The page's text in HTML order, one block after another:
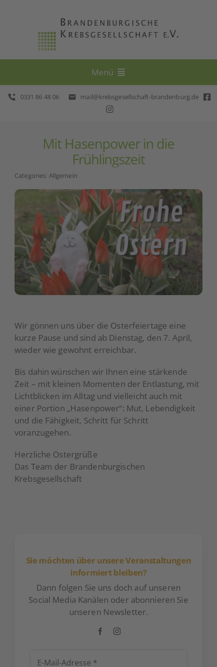
Menü
Beratung
Prävention
Veranstaltungen
Über uns
Aktuelles
Spenden
0331 86 48 06 mail@krebsgesellschaft-brandenburg.de
Mit Hasenpower in die
Frühlingszeit
Categories: Allgemein
Wir gönnen uns über die Osterfeiertage eine
kurze Pause und sind ab Dienstag, den 7. April,
wieder wie gewohnt erreichbar.
Bis dahin wünschen wir Ihnen eine stärkende
Zeit – mit kleinen Momenten der Entlastung, mit
Lichtblicken im Alltag und vielleicht auch mit
einer Portion „Hasenpower“: Mut, Lebendigkeit
und die Fähigkeit, Schritt für Schritt
voranzugehen.
Herzliche Ostergrüße
Das Team der Brandenburgischen
Krebsgesellschaft
Sie möchten über unsere Veranstaltungen
informiert bleiben?
Dann folgen Sie uns doch auf unseren
Social Media Kanälen oder abonnieren Sie
unseren Newsletter.